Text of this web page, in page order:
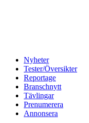
Nyheter
Tester/Översikter
Reportage
Branschnytt
Tävlingar
Prenumerera
Annonsera